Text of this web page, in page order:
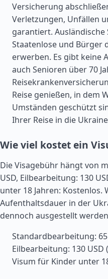
Versicherung
Verletzungen, Unfällen
garantiert.
Staatenlose und Bürger
erwerben. Es gibt keine
auch Senioren über 70
Reise genießen, in dem
Umständen geschützt
Ihrer Reise in die
Wie viel kostet ein
Die Visagebühr hängt von
USD, Eilbearbeitung: 130
unter 18 Jahren: Kostenlos.
Aufenthaltsdauer in der
dennoch ausgestellt
Standardbearbeitung: 65
Eilbearbeitung: 130
Visum für Kinder unter